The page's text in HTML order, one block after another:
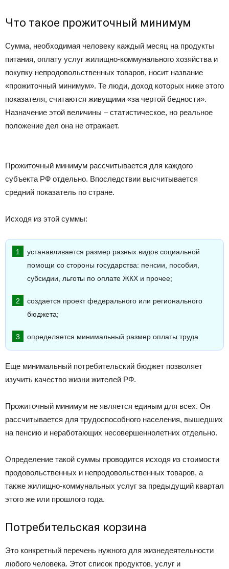
Что такое прожиточный минимум
Сумма, необходимая человеку каждый месяц на продукты
питания, оплату услуг жилищно-коммунального хозяйства и
покупку непродовольственных товаров, носит название
«прожиточный минимум». Те люди, доход которых ниже этого
показателя, считаются живущими «за чертой бедности».
Назначение этой величины – статистическое, но реальное
положение дел она не отражает.
Прожиточный минимум рассчитывается для каждого
субъекта РФ отдельно. Впоследствии высчитывается
средний показатель по стране.
Исходя из этой суммы:
устанавливается размер разных видов социальной
помощи со стороны государства: пенсии, пособия,
субсидии, льготы по оплате ЖКХ и прочее;
создается проект федерального или регионального
бюджета;
определяется минимальный размер оплаты труда.
Еще минимальный потребительский бюджет позволяет
изучить качество жизни жителей РФ.
Прожиточный минимум не является единым для всех. Он
рассчитывается для трудоспособного населения, вышедших
на пенсию и неработающих несовершеннолетних отдельно.
Определение такой суммы проводится исходя из стоимости
продовольственных и непродовольственных товаров, а
также жилищно-коммунальных услуг за предыдущий квартал
этого же или прошлого года.
Потребительская корзина
Это конкретный перечень нужного для жизнедеятельности
любого человека. Этот список продуктов, услуг и